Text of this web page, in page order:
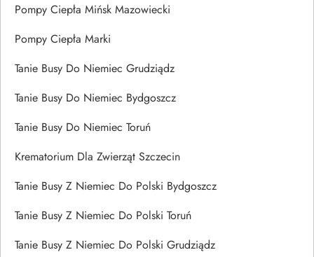
Pompy Ciepła Mińsk Mazowiecki
Pompy Ciepła Marki
Tanie Busy Do Niemiec Grudziądz
Tanie Busy Do Niemiec Bydgoszcz
Tanie Busy Do Niemiec Toruń
Krematorium Dla Zwierząt Szczecin
Tanie Busy Z Niemiec Do Polski Bydgoszcz
Tanie Busy Z Niemiec Do Polski Toruń
Tanie Busy Z Niemiec Do Polski Grudziądz